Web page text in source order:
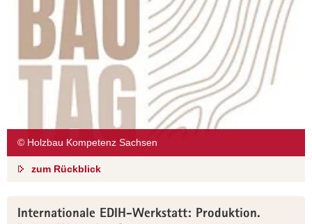
© Holzbau Kompetenz Sachsen
zum Rückblick
Internationale EDIH-Werkstatt: Produktion.